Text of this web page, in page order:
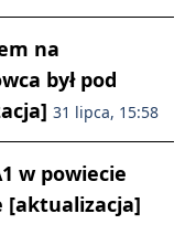
na
był pod
31 lipca, 15:58
w powiecie
[aktualizacja]